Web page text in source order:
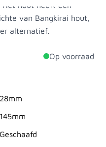
Het hout heeft een
van Bangkirai hout,
alternatief.
Op voorraad
28mm
145mm
Geschaafd